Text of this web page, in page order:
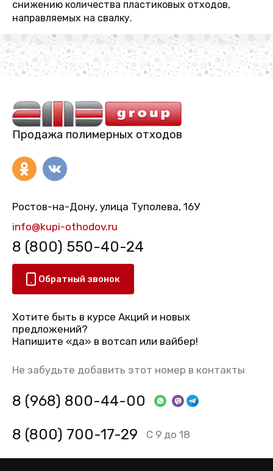
снижению количества пластиковых отходов,
направляемых на свалку.
Продажа полимерных отходов
Ростов-на-Дону, улица Туполева, 16У
info@kupi-othodov.ru
8 (800) 550-40-24
Обратный звонок
Хотите быть в курсе Акций и новых
предложений?
Напишите «да» в вотсап или вайбер!
Не забудьте добавить этот номер в контакты
8 (968) 800-44-00
8 (800) 700-17-29
С 9 до 18